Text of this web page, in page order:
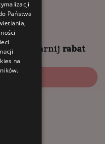
pt)
(sob)
zgarnij rabat
Państwa
na